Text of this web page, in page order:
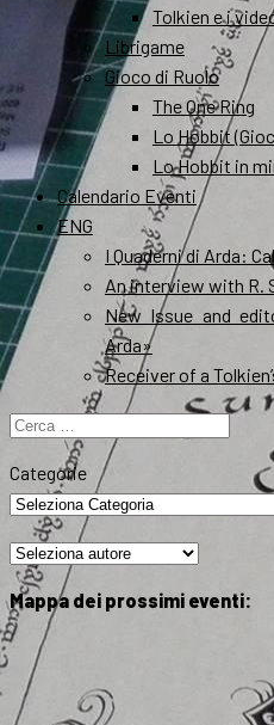
Tolkien e i
Librigame
Gioco di Ruolo
The One Ring
Lo Hobbit
Lo Hobbit in
Calendario Eventi
ENG
I Quaderni di Arda:
An interview with R.
New Issue and
Arda»
Receiver of a
Ricerca
Categorie
Mappa dei prossimi eventi: